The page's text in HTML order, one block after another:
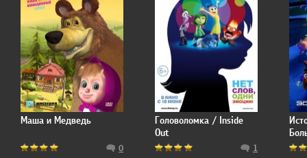
Маша и Медведь
0
Головоломка / Inside
Out
1